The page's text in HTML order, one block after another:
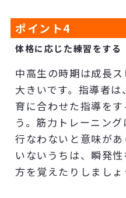
ポイント4
体格に応じた練習をする
中高生の時期は成長
大きいです。指導者
育に合わせた指導を
う。筋力トレーニン
行なわないと意味が
いないうちは、瞬発
方を覚えたりしましょ